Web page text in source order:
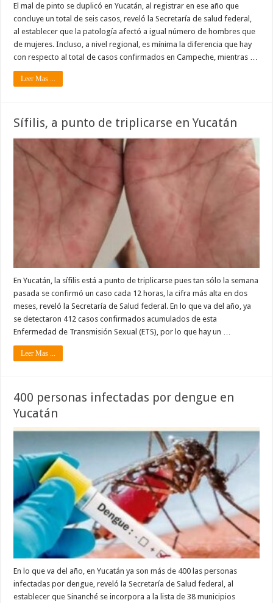
El mal de pinto se duplicó en Yucatán, al registrar en ese año que
concluye un total de seis casos, reveló la Secretaría de salud federal,
al establecer que la patología afectó a igual número de hombres que
de mujeres. Incluso, a nivel regional, es mínima la diferencia que hay
con respecto al total de casos confirmados en Campeche, mientras …
Leer Mas ...
Sífilis, a punto de triplicarse en Yucatán
En Yucatán, la sífilis está a punto de triplicarse pues tan sólo la semana
pasada se confirmó un caso cada 12 horas, la cifra más alta en dos
meses, reveló la Secretaría de Salud federal. En lo que va del año, ya
se detectaron 412 casos confirmados acumulados de esta
Enfermedad de Transmisión Sexual (ETS), por lo que hay un …
Leer Mas ...
400 personas infectadas por dengue en
Yucatán
En lo que va del año, en Yucatán ya son más de 400 las personas
infectadas por dengue, reveló la Secretaría de Salud federal, al
establecer que Sinanché se incorpora a la lista de 38 municipios